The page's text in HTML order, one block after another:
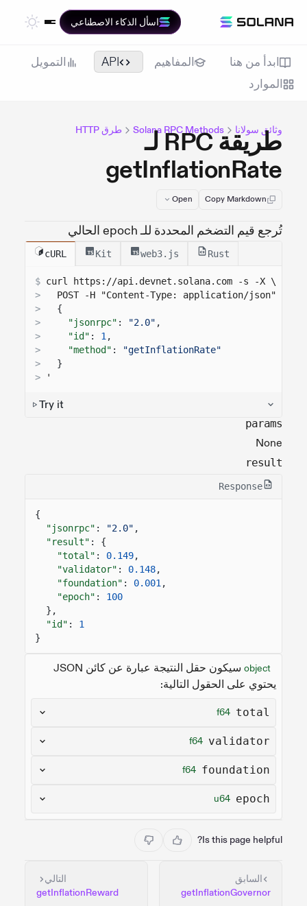
اسأل الذكاء الاصطناعي
ابدأ من هنا المفاهيم API
التمويل
الموارد
وثائق سولانا Solana RPC Methods طرق HTTP
طريقة RPC لـ
getInflationRate
Copy Markdown
Open
تُرجع قيم التضخم المحددة للـ epoch الحالي
cURL Kit web3.js Rust
$ curl https://api.devnet.solana.com -s -X \
>
POST -H "Content-Type: application/json" -d
>
{
>
"jsonrpc" : "2.0" ,
>
"id" : 1 ,
>
"method" :
"getInflationRate"
>
}
>
'
Try it
params
None
result
Response
{
"jsonrpc" : "2.0" ,
"result" : {
"total" : 0.149,
"validator" : 0.148,
"foundation" : 0.001 ,
"epoch" :
100
},
"id" :
1
}
object
سيكون حقل النتيجة عبارة عن كائن JSON
يحتوي على الحقول التالية:
total
f64
validator
f64
foundation
f64
epoch
u64
Is this page helpful?
السابق
getInflationGovernor
التالي
getInflationReward